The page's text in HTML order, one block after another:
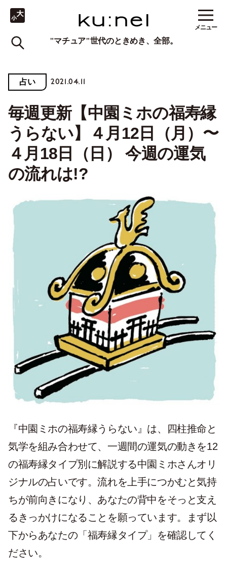
"マチュア"世代のときめき、全部。
メニュー
占い 2021.04.11
毎週更新【中園ミホの福寿縁
うらない】４月12日（月）〜
４月18日（日） 今週の運気
の流れは!?
『中園ミホの福寿縁うらない』は、四柱推命と
気学を組み合わせて、一週間の運気の動きを12
の福寿縁タイプ別に解説する中園ミホさんオリ
ジナルの占いです。流れを上手につかむと気持
ちが前向きになり、あなたの背中をそっと支え
るきっかけになることを願っています。まず以
下からあなたの「福寿縁タイプ」を確認してく
ださい。